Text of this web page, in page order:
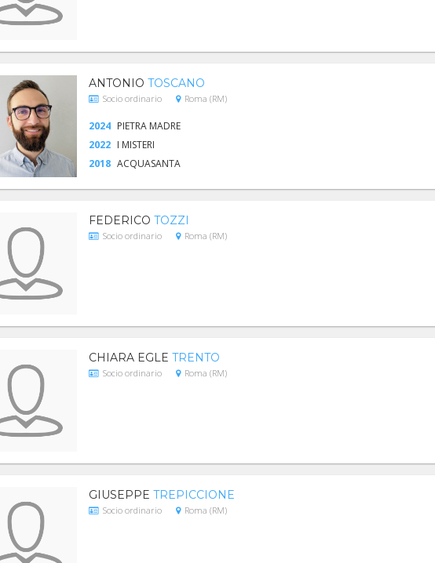
ANTONIO TOSCANO
Socio ordinario Roma (RM)
2024 PIETRA MADRE
2022 I MISTERI
2018 ACQUASANTA
FEDERICO TOZZI
Socio ordinario Roma (RM)
CHIARA EGLE TRENTO
Socio ordinario Roma (RM)
GIUSEPPE TREPICCIONE
Socio ordinario Roma (RM)